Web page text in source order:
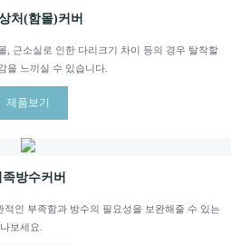
처(함몰)커버
, 근소실로 인한 다리크기 차이 등의 경우 탈착할
을 느끼실 수 있습니다.
제품보기
족방수커버
인 부족함과 방수의 필요성을 보완해줄 수 있는
보세요.